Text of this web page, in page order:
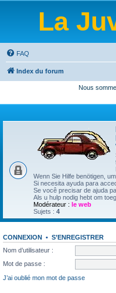
La
FAQ
Index du forum
Nous
Wenn Sie Hilfe benötigen,
Si necesita ayuda para
Se você precisar de ajuda
Als u hulp nodig hebt om
Modérateur : le web
Sujets : 4
CONNEXION • S’ENREGISTRER
Nom d’utilisateur :
Mot de passe :
J’ai oublié mon mot de passe